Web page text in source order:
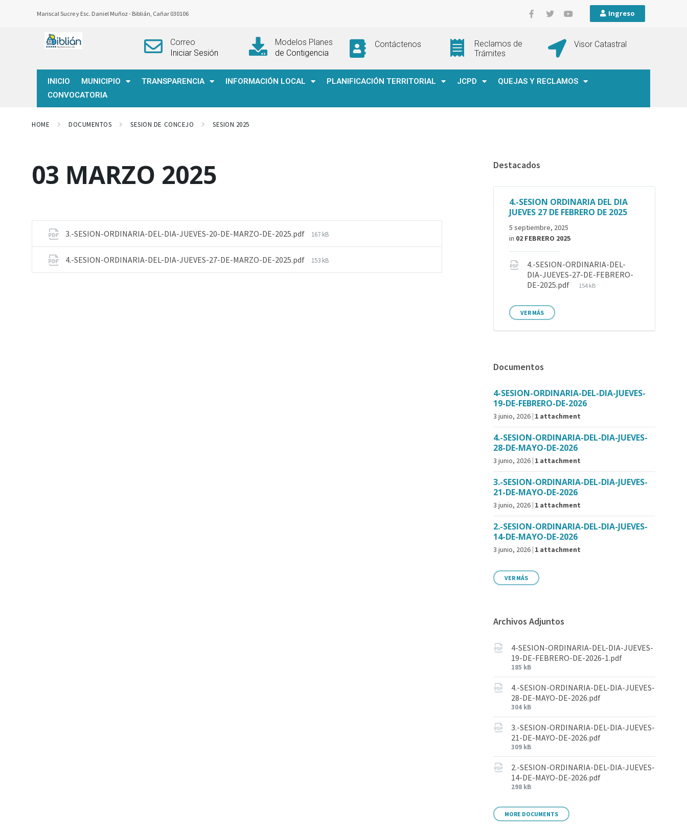
Mariscal Sucre y Esc. Daniel Muñoz - Biblián, Cañar 030106 Ingreso
Correo
Iniciar Sesión
Modelos Planes
de Contigencia
Contáctenos
Reclamos de
Trámites
Visor Catastral
INICIO MUNICIPIO TRANSPARENCIA INFORMACIÓN LOCAL PLANIFICACIÓN TERRITORIAL JCPD
QUEJAS Y RECLAMOS
CONVOCATORIA
HOME DOCUMENTOS SESION DE CONCEJO SESION 2025
03 MARZO 2025
3.-SESION-ORDINARIA-DEL-DIA-JUEVES-20-DE-MARZO-DE-2025.pdf 167 kB
4.-SESION-ORDINARIA-DEL-DIA-JUEVES-27-DE-MARZO-DE-2025.pdf 153 kB
Destacados
4.-SESION ORDINARIA DEL DIA
JUEVES 27 DE FEBRERO DE 2025
5 septiembre, 2025
in 02 FEBRERO 2025
4.-SESION-ORDINARIA-DEL-
DIA-JUEVES-27-DE-FEBRERO-
DE-2025.pdf
154 kB
VER MÁS
Documentos
4-SESION-ORDINARIA-DEL-DIA-JUEVES-
19-DE-FEBRERO-DE-2026
3 junio, 2026 1 attachment
4.-SESION-ORDINARIA-DEL-DIA-JUEVES-
28-DE-MAYO-DE-2026
3 junio, 2026 1 attachment
3.-SESION-ORDINARIA-DEL-DIA-JUEVES-
21-DE-MAYO-DE-2026
3 junio, 2026 1 attachment
2.-SESION-ORDINARIA-DEL-DIA-JUEVES-
14-DE-MAYO-DE-2026
3 junio, 2026 1 attachment
VER MÁS
Archivos Adjuntos
4-SESION-ORDINARIA-DEL-DIA-JUEVES-
19-DE-FEBRERO-DE-2026-1.pdf
185 kB
4.-SESION-ORDINARIA-DEL-DIA-JUEVES-
28-DE-MAYO-DE-2026.pdf
304 kB
3.-SESION-ORDINARIA-DEL-DIA-JUEVES-
21-DE-MAYO-DE-2026.pdf
309 kB
2.-SESION-ORDINARIA-DEL-DIA-JUEVES-
14-DE-MAYO-DE-2026.pdf
298 kB
MORE DOCUMENTS